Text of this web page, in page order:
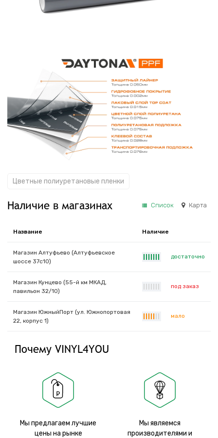
Цветные полиуретановые пленки
Наличие в магазинах Список Карта
Название Наличие
Магазин Алтуфьево (Алтуфьевское
шоссе 37с10)
достаточно
Магазин Кунцево (55-й км МКАД,
павильон 32/10)
под заказ
Магазин ЮжныйПорт (ул. Южнопортовая
22, корпус 1)
мало
Почему VINYL4YOU
Мы предлагаем лучшие
цены на рынке
Мы являемся
производителями и